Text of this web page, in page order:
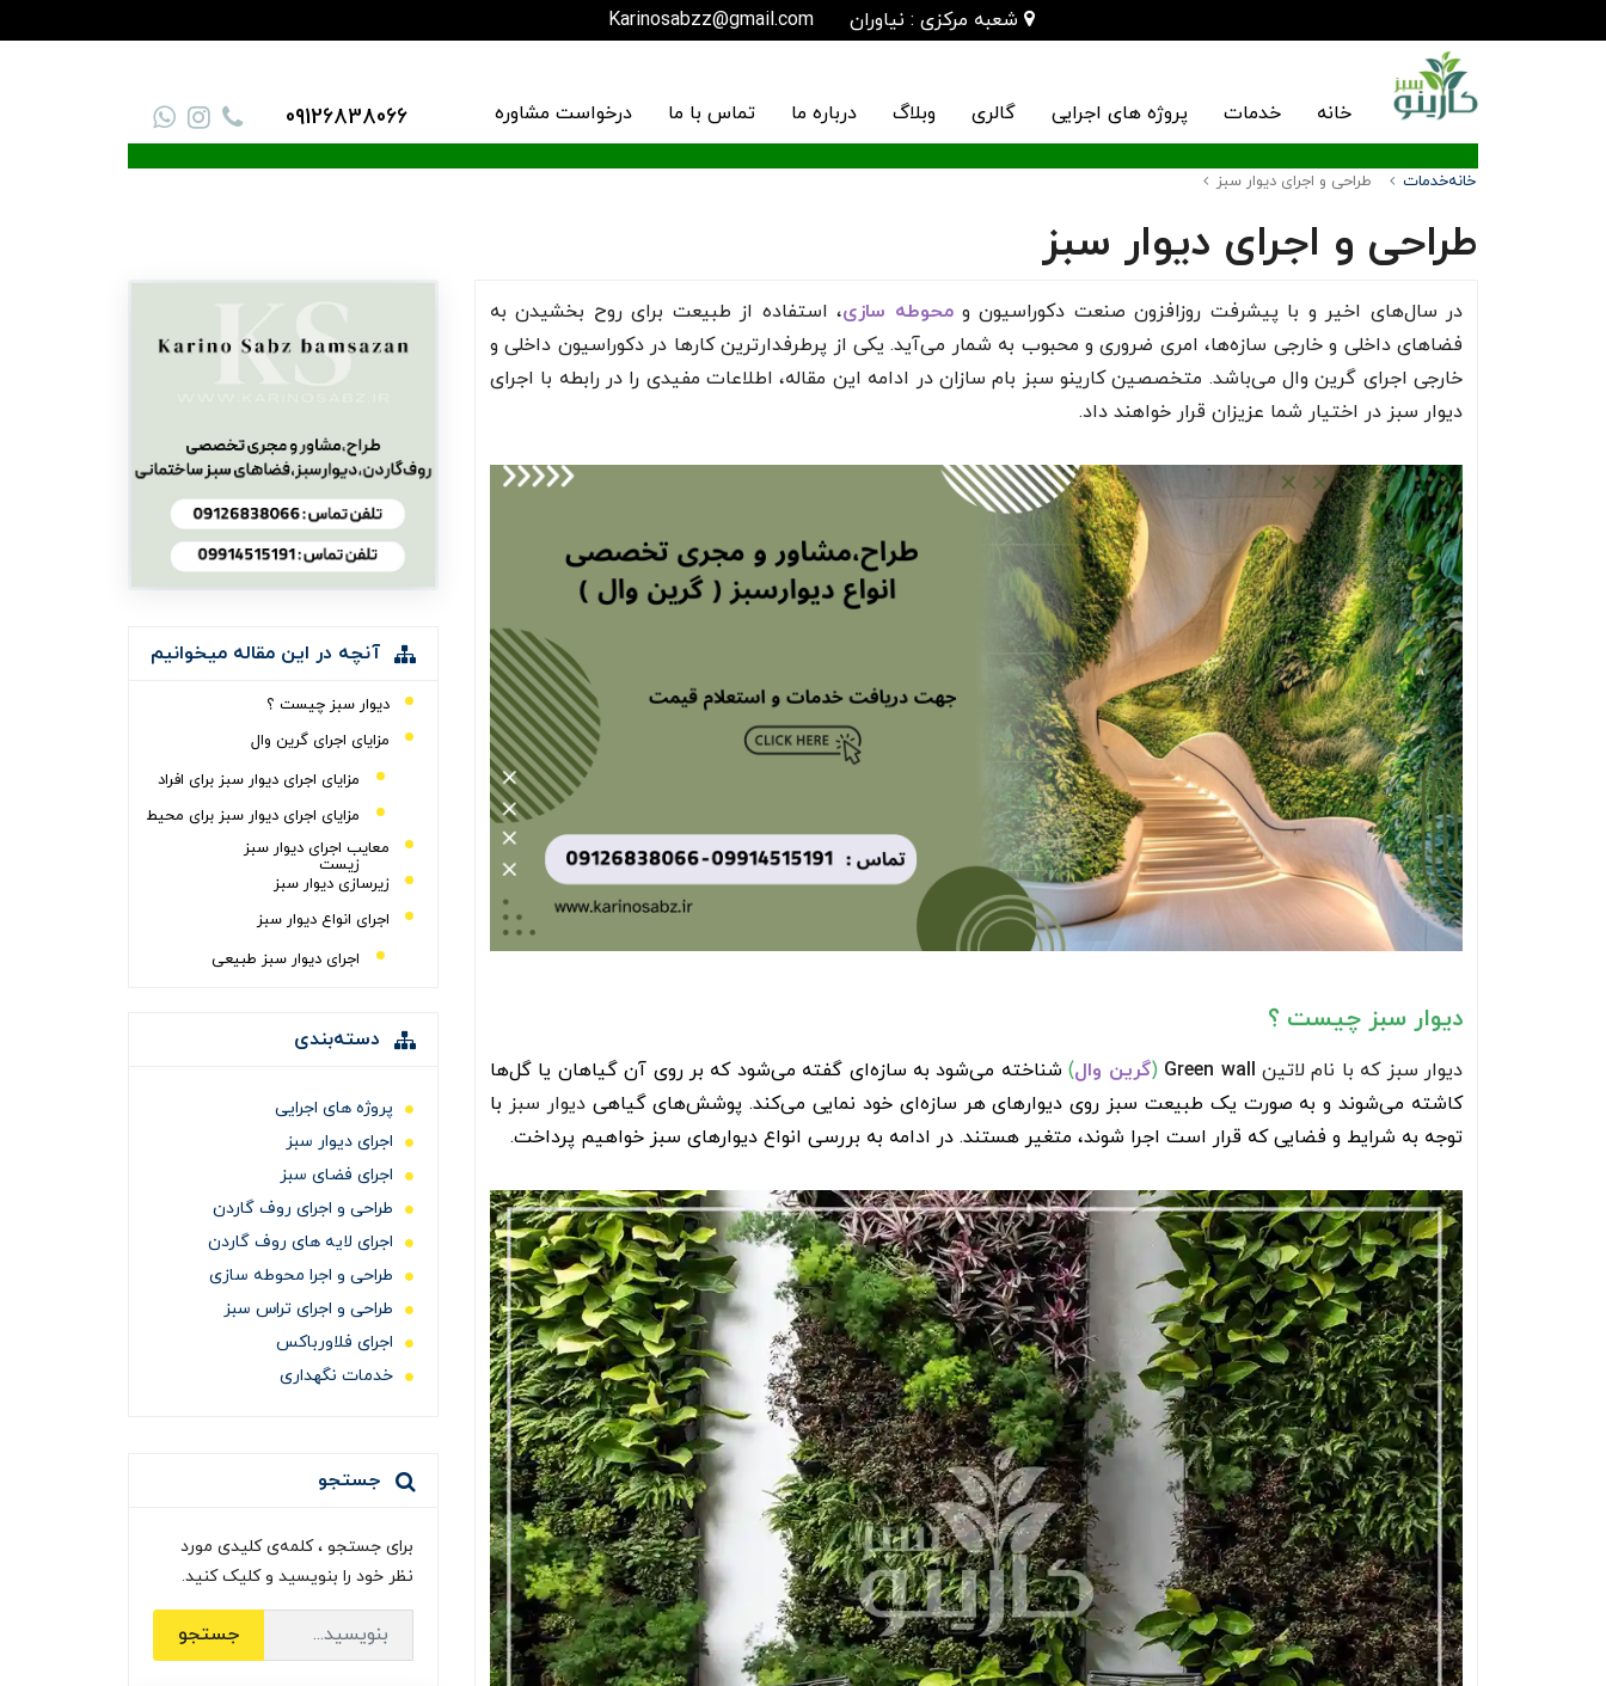
شعبه مرکزی : نیاوران Karinosabzz@gmail.com
خانه خدمات پروژه های اجرایی گالری وبلاگ درباره ما تماس با ما درخواست مشاوره 09126838066
خانهخدمات طراحی و اجرای دیوار سبز
طراحی و اجرای دیوار سبز
در سال‌های اخیر و با پیشرفت روزافزون صنعت دکوراسیون ومحوطه سازی، استفاده از طبیعت برای روح بخشیدن به
فضاهای داخلی و خارجی سازه‌ها، امری ضروری و محبوب به شمار می‌آید. یکی از پرطرفدارترین کارها در دکوراسیون داخلی و
خارجی اجرای گرین وال می‌باشد. متخصصین کارینو سبز بام سازان در ادامه این مقاله، اطلاعات مفیدی را در رابطه با اجرای
دیوار سبز در اختیار شما عزیزان قرار خواهند داد.
دیوار سبز چیست ؟
دیوار سبز که با نام لاتین Green wall
(گرین وال) شناخته می‌شود به سازه‌ای گفته می‌شود که بر روی آن گیاهان یا گل‌ها
کاشته می‌شوند و به صورت یک طبیعت سبز روی دیوارهای هر سازه‌ای خود نمایی می‌کند. پوشش‌های گیاهیدیوار سبز با
توجه به شرایط و فضایی که قرار است اجرا شوند، متغیر هستند. در ادامه به بررسی انواع دیوارهای سبز خواهیم پرداخت.
آنچه در این مقاله میخوانیم
دیوار سبز چیست ؟
مزایای اجرای گرین وال
مزایای اجرای دیوار سبز برای افراد
مزایای اجرای دیوار سبز برای محیط
زیست
معایب اجرای دیوار سبز
زیرسازی دیوار سبز
اجرای انواع دیوار سبز
اجرای دیوار سبز طبیعی
اجرای دیوار سبز خزه ای
مکان‌های مناسب برای اجرای دیوار سبز
گیاهان مناسب برای اجرای گرین وال
استفاده از المان‌ها در کنار اجرای دیوار
سبز
سخن پایانی
سوالات متداول
دسته‌بندی
پروژه های اجرایی
اجرای دیوار سبز
اجرای فضای سبز
طراحی و اجرای روف گاردن
اجرای لایه های روف گاردن
طراحی و اجرا محوطه سازی
طراحی و اجرای تراس سبز
اجرای فلاورباکس
خدمات نگهداری
جستجو
برای جستجو ، کلمه‌ی کلیدی مورد
نظر خود را بنویسید و کلیک کنید.
جستجو